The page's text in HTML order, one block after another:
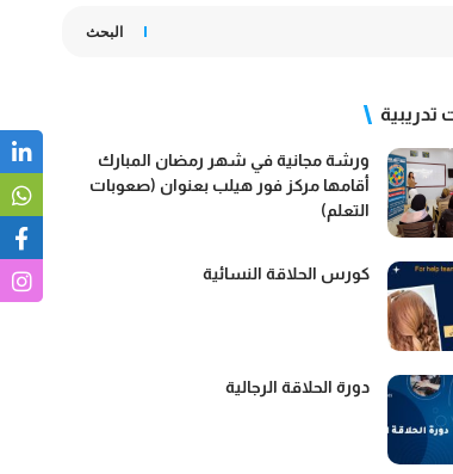
البحث
تدريبية
ورشة مجانية في شهر رمضان المبارك
أقامها مركز فور هيلب بعنوان (صعوبات
التعلم)
كورس الحلاقة النسائية
دورة الحلاقة الرجالية